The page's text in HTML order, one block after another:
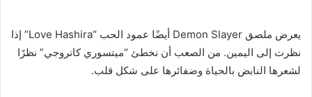
يعرض ملصق Demon Slayer أيضًا عمود الحب “Love Hashira” إذا
نظرت إلى اليمين. من الصعب أن نخطئ “ميتسوري كانروجي” نظرًا
لشعرها النابض بالحياة وضفائرها على شكل قلب.